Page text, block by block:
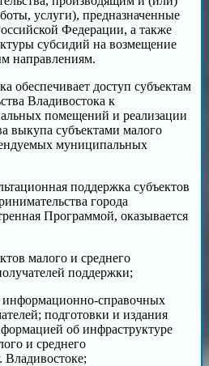
услуги), предназначенные
Федерации, а также
субсидий на возмещение
направлениям.
обеспечивает доступ субъектам
Владивостока к
помещений и реализации
выкупа субъектами малого
муниципальных
поддержка субъектов
города
Программой, оказывается
малого и среднего
поддержки;
справочных
подготовки и издания
об инфраструктуре
и среднего
Владивостоке;